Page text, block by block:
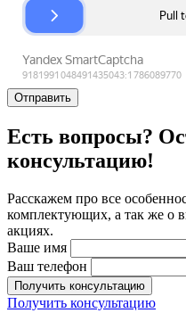
Отправить
Есть вопросы?
консультацию!
Расскажем про все
комплектующих, а так же о
акциях.
Ваше имя
Ваш телефон
Получить консультацию
Получить консультацию